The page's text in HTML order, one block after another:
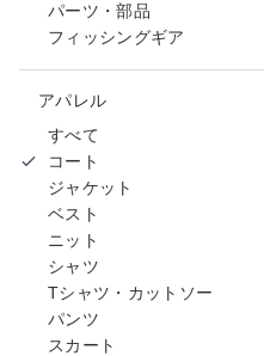
パーツ・部品
フィッシングギア
アパレル
すべて
コート
ジャケット
ベスト
ニット
シャツ
Tシャツ・カットソー
パンツ
スカート